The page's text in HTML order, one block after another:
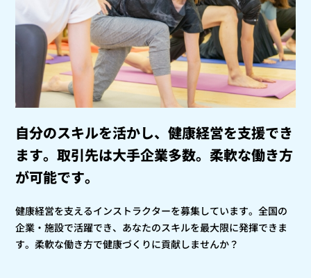
自分のスキルを活かし、健康経営を支援でき
ます。取引先は大手企業多数。柔軟な働き方
が可能です。
健康経営を支えるインストラクターを募集しています。全国の
企業・施設で活躍でき、あなたのスキルを最大限に発揮できま
す。柔軟な働き方で健康づくりに貢献しませんか？